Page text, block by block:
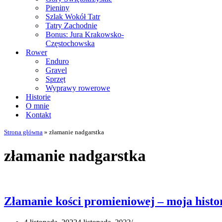
Pieniny
Szlak Wokół Tatr
Tatry Zachodnie
Bonus: Jura Krakowsko-
Częstochowska
Rower
Enduro
Gravel
Sprzęt
Wyprawy rowerowe
Historie
O mnie
Kontakt
Strona główna » złamanie nadgarstka
złamanie nadgarstka
Złamanie kości promieniowej – moja